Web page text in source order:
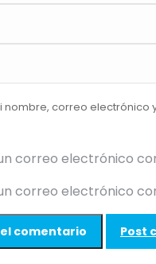
nombre, correo electrónico
correo electrónico
correo electrónico
Post